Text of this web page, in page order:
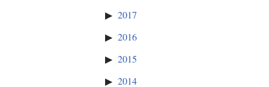
2017
2016
2015
2014